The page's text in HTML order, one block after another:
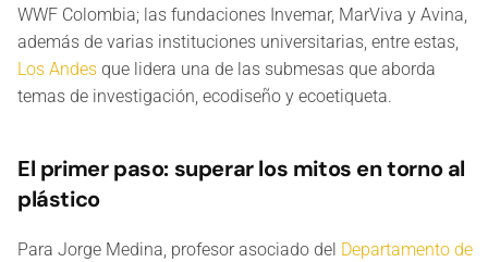
WWF Colombia; las fundaciones Invemar, MarViva y Avina,
además de varias instituciones universitarias, entre estas,
Los Andes que lidera una de las submesas que aborda
temas de investigación, ecodiseño y ecoetiqueta.
El primer paso: superar los mitos en torno al
plástico
Para Jorge Medina, profesor asociado del Departamento de